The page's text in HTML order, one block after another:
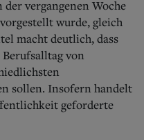
vergangenen Woche
wurde, gleich
macht deutlich, dass
von
sollen. Insofern handelt
geforderte